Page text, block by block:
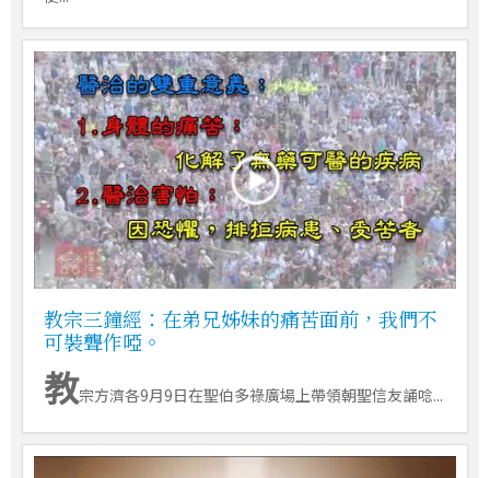
教宗三鐘經：在弟兄姊妹的痛苦面前，我們不
可裝聾作啞。
教宗方濟各9月9日在聖伯多祿廣場上帶領朝聖信友誦唸...